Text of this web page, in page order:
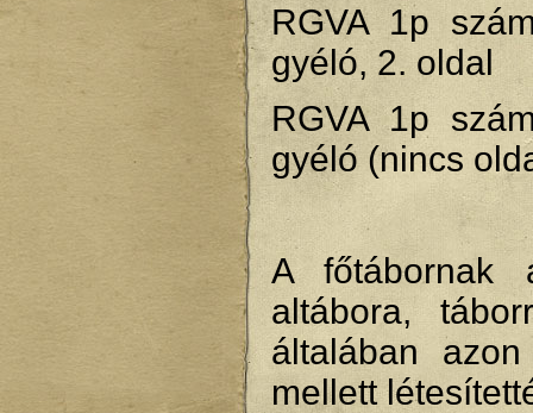
RGVA 1p
gyéló, 2. oldal
RGVA 1p
gyéló (nincs
A főtábornak
altábora,
általában
mellett